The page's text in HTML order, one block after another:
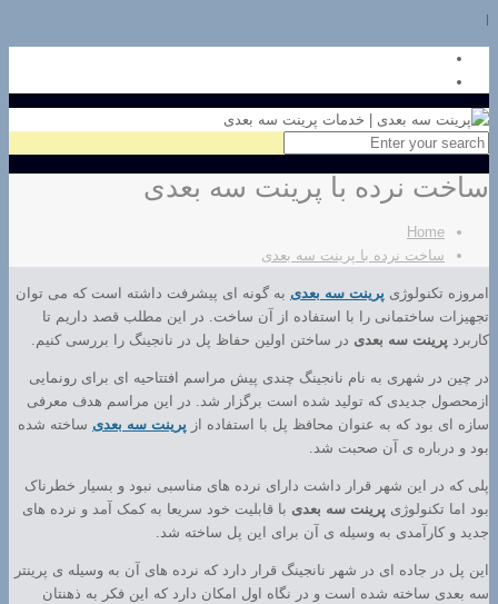
ساخت نرده با پرینت سه بعدی
Home
ساخت نرده با پرینت سه بعدی
امروزه تکنولوژی پرینت سه بعدی به گونه ای پیشرفت داشته است که می توان
تجهیزات ساختمانی را با استفاده از آن ساخت. در این مطلب قصد داریم تا
کاربرد پرینت سه بعدی در ساختن اولین حفاظ پل در نانجینگ را بررسی کنیم.
در چین در شهری به نام نانجینگ چندی پیش مراسم افتتاحیه ای برای رونمایی
ازمحصول جدیدی که تولید شده است برگزار شد. در این مراسم هدف معرفی
سازه ای بود که به عنوان محافظ پل با استفاده از پرینت سه بعدی ساخته شده
بود و درباره ی آن صحبت شد.
پلی که در این شهر قرار داشت دارای نرده های مناسبی نبود و بسیار خطرناک
بود اما تکنولوژی پرینت سه بعدی با قابلیت خود سریعا به کمک آمد و نرده های
جدید و کارآمدی به وسیله ی آن برای این پل ساخته شد.
این پل در جاده ای در شهر نانجینگ قرار دارد که نرده های آن به وسیله ی پرینتر
سه بعدی ساخته شده است و در نگاه اول امکان دارد که این فکر به ذهنتان